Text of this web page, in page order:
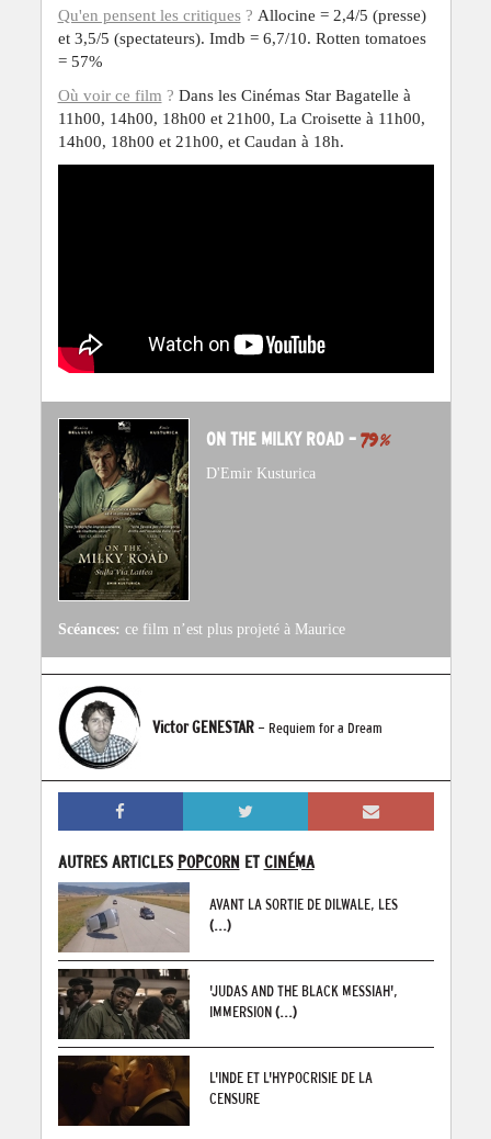
Qu'en pensent les critiques? Allocine = 2,4/5 (presse)
et 3,5/5 (spectateurs). Imdb = 6,7/10. Rotten tomatoes
= 57%
Où voir ce film ? Dans les Cinémas Star Bagatelle à
11h00, 14h00, 18h00 et 21h00, La Croisette à 11h00,
14h00, 18h00 et 21h00, et Caudan à 18h.
ON THE MILKY ROAD – 79%
D'Emir Kusturica
Scéances: ce film n’est plus projeté à Maurice
Victor GENESTAR - Requiem for a Dream
AUTRES ARTICLES POPCORN ET CINÉMA
AVANT LA SORTIE DE DILWALE, LES
(...)
'JUDAS AND THE BLACK MESSIAH',
IMMERSION(...)
L'INDE ET L'HYPOCRISIE DE LA
CENSURE